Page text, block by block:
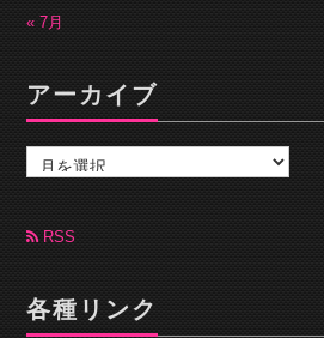
« 7月
アーカイブ
カ
ブ RSS
各種リンク